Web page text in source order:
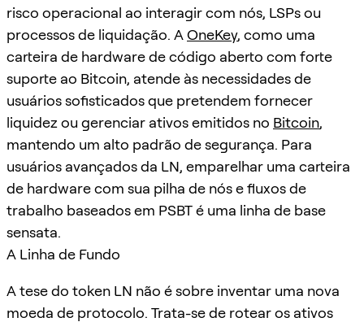
risco operacional ao interagir com nós, LSPs ou
processos de liquidação. A OneKey, como uma
carteira de hardware de código aberto com forte
suporte ao Bitcoin, atende às necessidades de
usuários sofisticados que pretendem fornecer
liquidez ou gerenciar ativos emitidos no Bitcoin,
mantendo um alto padrão de segurança. Para
usuários avançados da LN, emparelhar uma carteira
de hardware com sua pilha de nós e fluxos de
trabalho baseados em PSBT é uma linha de base
sensata.
A Linha de Fundo
A tese do token LN não é sobre inventar uma nova
moeda de protocolo. Trata-se de rotear os ativos